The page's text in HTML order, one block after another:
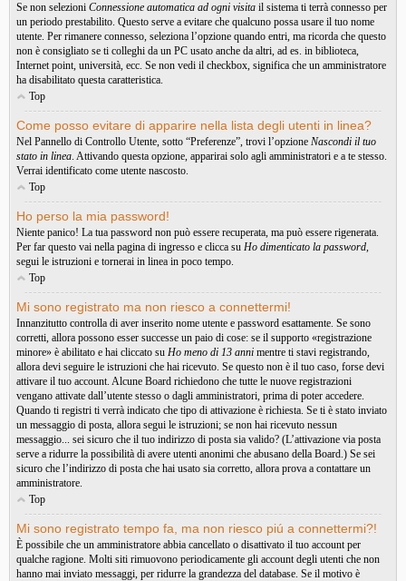
Se non selezioni Connessione automatica ad ogni visita il sistema ti terrà connesso per
un periodo prestabilito. Questo serve a evitare che qualcuno possa usare il tuo nome
utente. Per rimanere connesso, seleziona l’opzione quando entri, ma ricorda che questo
non è consigliato se ti colleghi da un PC usato anche da altri, ad es. in biblioteca,
Internet point, università, ecc. Se non vedi il checkbox, significa che un amministratore
ha disabilitato questa caratteristica.
Top
Come posso evitare di apparire nella lista degli utenti in linea?
Nel Pannello di Controllo Utente, sotto “Preferenze”, trovi l’opzione Nascondi il tuo
stato in linea. Attivando questa opzione, apparirai solo agli amministratori e a te stesso.
Verrai identificato come utente nascosto.
Top
Ho perso la mia password!
Niente panico! La tua password non può essere recuperata, ma può essere rigenerata.
Per far questo vai nella pagina di ingresso e clicca su Ho dimenticato la password,
segui le istruzioni e tornerai in linea in poco tempo.
Top
Mi sono registrato ma non riesco a connettermi!
Innanzitutto controlla di aver inserito nome utente e password esattamente. Se sono
corretti, allora possono esser successe un paio di cose: se il supporto «registrazione
minore» è abilitato e hai cliccato su Ho meno di 13 anni mentre ti stavi registrando,
allora devi seguire le istruzioni che hai ricevuto. Se questo non è il tuo caso, forse devi
attivare il tuo account. Alcune Board richiedono che tutte le nuove registrazioni
vengano attivate dall’utente stesso o dagli amministratori, prima di poter accedere.
Quando ti registri ti verrà indicato che tipo di attivazione è richiesta. Se ti è stato inviato
un messaggio di posta, allora segui le istruzioni; se non hai ricevuto nessun
messaggio... sei sicuro che il tuo indirizzo di posta sia valido? (L’attivazione via posta
serve a ridurre la possibilità di avere utenti anonimi che abusano della Board.) Se sei
sicuro che l’indirizzo di posta che hai usato sia corretto, allora prova a contattare un
amministratore.
Top
Mi sono registrato tempo fa, ma non riesco piú a connettermi?!
È possibile che un amministratore abbia cancellato o disattivato il tuo account per
qualche ragione. Molti siti rimuovono periodicamente gli account degli utenti che non
hanno mai inviato messaggi, per ridurre la grandezza del database. Se il motivo è